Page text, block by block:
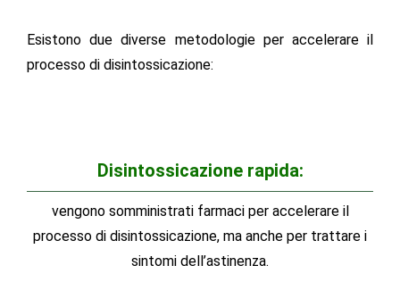
Esistono due diverse metodologie per accelerare il
processo di disintossicazione:
Disintossicazione rapida:
vengono somministrati farmaci per accelerare il
processo di disintossicazione, ma anche per trattare i
sintomi dell’astinenza.